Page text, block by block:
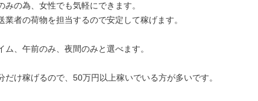
みの為、女性でも気軽にできます。
業者の荷物を担当するので安定して稼げます。
ム、午前のみ、夜間のみと選べます。
だけ稼げるので、50万円以上稼いでいる方が多いです。